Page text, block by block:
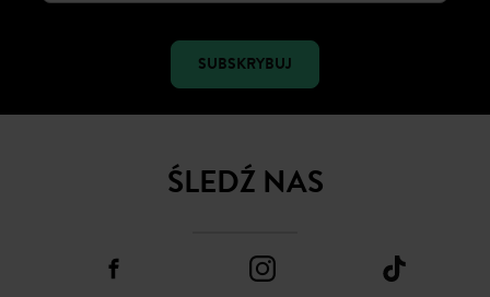
SUBSKRYBUJ
ŚLEDŹ NAS